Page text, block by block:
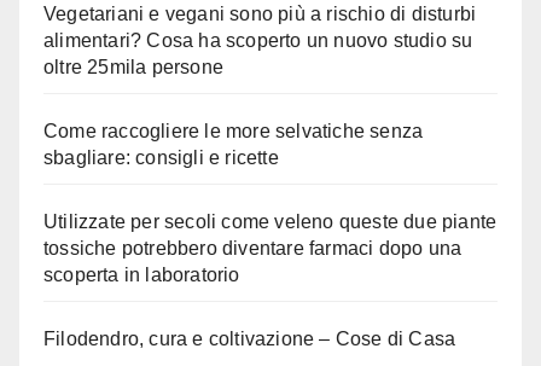
Vegetariani e vegani sono più a rischio di disturbi
alimentari? Cosa ha scoperto un nuovo studio su
oltre 25mila persone
Come raccogliere le more selvatiche senza
sbagliare: consigli e ricette
Utilizzate per secoli come veleno queste due piante
tossiche potrebbero diventare farmaci dopo una
scoperta in laboratorio
Filodendro, cura e coltivazione – Cose di Casa